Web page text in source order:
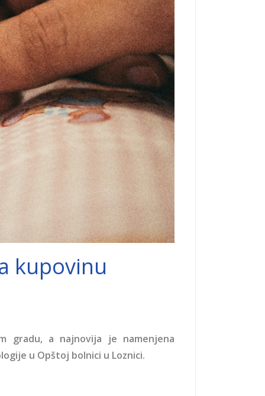
kupovinu
gradu, a najnovija je namenjena
u Opštoj bolnici u Loznici.